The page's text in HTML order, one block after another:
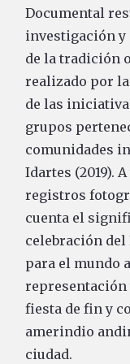
Documental
investigación
de la tradición
realizado por
de las
grupos
comunidades
Idartes (2019).
registros
cuenta el
celebración del
para el mundo
representación
fiesta de fin y
amerindio
ciudad.